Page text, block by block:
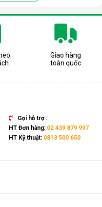
hoạt động của
RO gồm:
cặn, rong rêu, mùi hôi,
máy. Màng RO có khe lọc
hết các vi khuẩn, virus,
Giao hàng
toàn quốc
Gọi hỗ trợ :
HT Đơn hàng: 02 439 879 997
HT Kỹ thuật: 0813 500 650